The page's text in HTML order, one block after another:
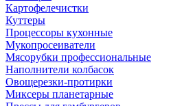
Картофелечистки
Куттеры
Процессоры кухонные
Мукопросеиватели
Мясорубки профессиональные
Наполнители колбасок
Овощерезки-протирки
Миксеры планетарные